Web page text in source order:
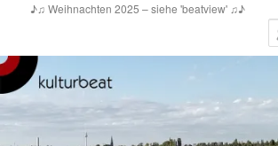
springen
♪♫ Weihnachten 2025 – siehe 'beatview' ♫♪